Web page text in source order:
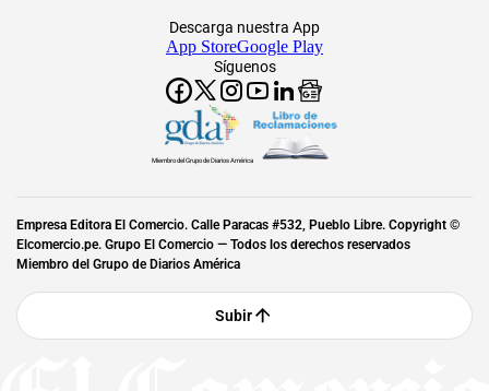
Síguenos
Descarga nuestra App
App StoreGoogle Play
Miembro del Grupo de Diarios América
Empresa Editora El Comercio. Calle Paracas #532, Pueblo Libre. Copyright ©
Elcomercio.pe. Grupo El Comercio — Todos los derechos reservados
Miembro del Grupo de Diarios América
Subir